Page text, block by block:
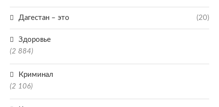
Дагестан – это (20)
Здоровье
(2 884)
Криминал
(2 106)